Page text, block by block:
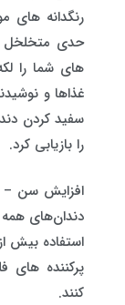
رنگدانه های
حدی متخلخل
های شما را
غذاها و
سفید کردن
را بازیابی کرد.
افزایش سن –
دندان‌های همه
استفاده بیش
پرکننده
کنند.